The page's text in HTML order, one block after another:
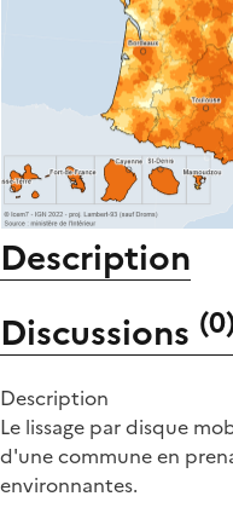
Description
Discussions (0
Description
Le lissage par disque
d'une commune en
environnantes.